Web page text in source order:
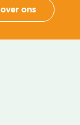
over ons